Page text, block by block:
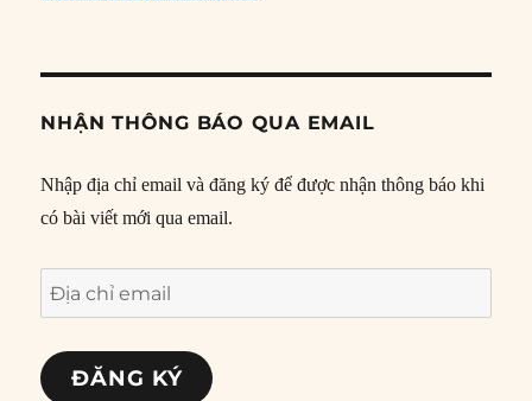
NHẬN THÔNG BÁO QUA EMAIL
Nhập địa chỉ email và đăng ký để được nhận thông báo khi
có bài viết mới qua email.
Địa
chỉ
email
ĐĂNG KÝ